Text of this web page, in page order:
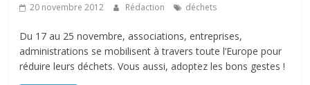
20 novembre 2012 Rédaction déchets
Du 17 au 25 novembre, associations, entreprises,
administrations se mobilisent à travers toute l’Europe pour
réduire leurs déchets. Vous aussi, adoptez les bons gestes !